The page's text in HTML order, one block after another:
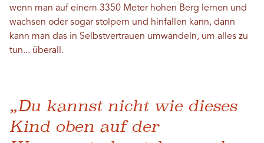
wenn man auf einem 3350 Meter hohen Berg lernen und
wachsen oder sogar stolpern und hinfallen kann, dann
kann man das in Selbstvertrauen umwandeln, um alles zu
tun... überall.
„Du kannst nicht wie dieses
Kind oben auf der